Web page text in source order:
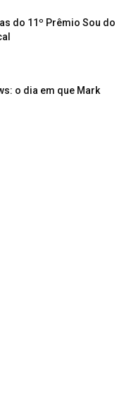
do 11º Prêmio Sou do
o dia em que Mark